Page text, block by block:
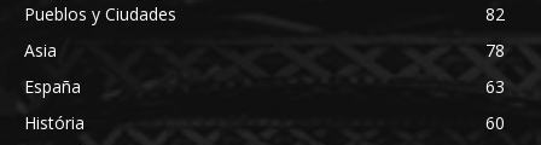
Pueblos y Ciudades
82
Asia
78
España
63
História
60